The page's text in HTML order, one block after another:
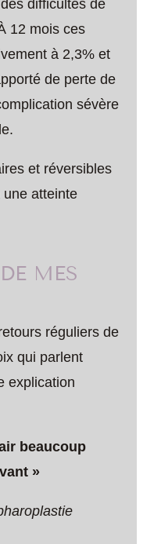
difficultés de
12 mois ces
à 2,3% et
de perte de
sévère
et réversibles
atteinte
MES
réguliers de
qui parlent
explication
beaucoup
»